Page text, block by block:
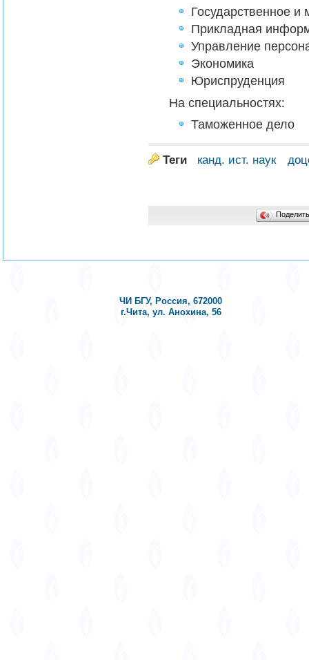
Государственное и
Прикладная
Управление
Экономика
Юриспруденция
На специальностях:
Таможенное дело
Теги канд. ист. наук
ЧИ БГУ, Россия, 672000
г.Чита, ул. Анохина, 56